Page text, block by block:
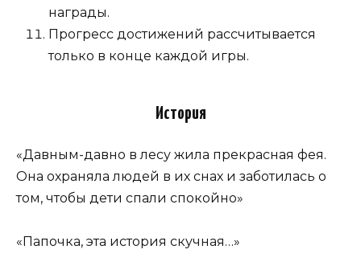
награды.
Прогресс достижений рассчитывается
только в конце каждой игры.
История
«Давным-давно в лесу жила прекрасная фея.
Она охраняла людей в их снах и заботилась о
том, чтобы дети спали спокойно»
«Папочка, эта история скучная…»